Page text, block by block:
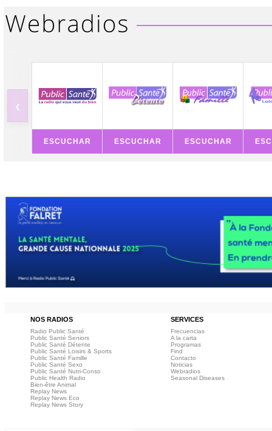
‹
ESCUCHAR ESCUCHAR ESCUCHAR
NOS RADIOS SERVICES
Radio Public Santé
Public Santé Seniors
Public Santé Détente
Public Santé Loisirs & Sports
Public Santé Famille
Public Santé Sexo
Public Santé Nutri-Conso
Public Health Radio
Bien-être Animal
Replay News
Replay News Eco
Replay News Story
Frecuencias
A la carta
Programas
Find
Contacto
Noticias
Webradios
Seasonal Diseases